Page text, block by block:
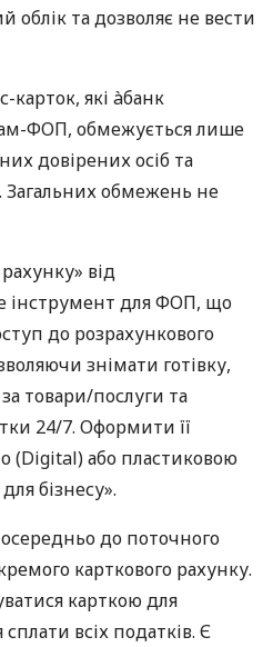
облік та дозволяє не вести
карток, які àбанк
ФОП, обмежується лише
довірених осіб та
Загальних обмежень не
від
інструмент для ФОП, що
до розрахункового
знімати готівку,
товари/послуги та
24/7. Оформити її
(Digital) або пластиковою
бізнесу».
до поточного
карткового рахунку.
карткою для
всіх податків. Є